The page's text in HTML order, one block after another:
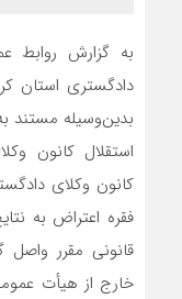
به گزارش روابط
دادگستری استان
استقلال کانون
قانونی مقرر
خارج از هیأت